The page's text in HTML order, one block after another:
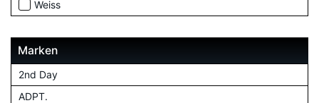
Weiss
Marken
2nd Day
ADPT.